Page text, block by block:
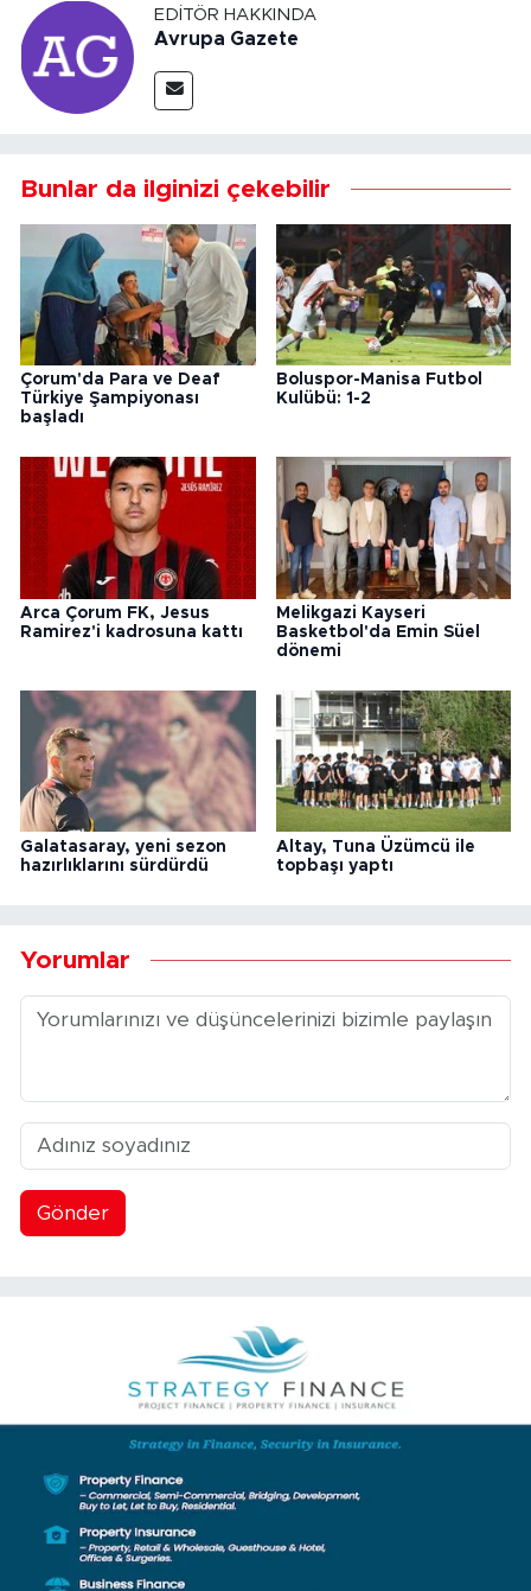
EDITÖR HAKKINDA
Avrupa Gazete
Bunlar da ilginizi çekebilir
Çorum'da Para ve Deaf
Türkiye Şampiyonası
başladı
Boluspor-Manisa Futbol
Kulübü: 1-2
Arca Çorum FK, Jesus
Ramirez'i kadrosuna kattı
Melikgazi Kayseri
Basketbol'da Emin Süel
dönemi
Galatasaray, yeni sezon
hazırlıklarını sürdürdü
Altay, Tuna Üzümcü ile
topbaşı yaptı
Yorumlar
Gönder